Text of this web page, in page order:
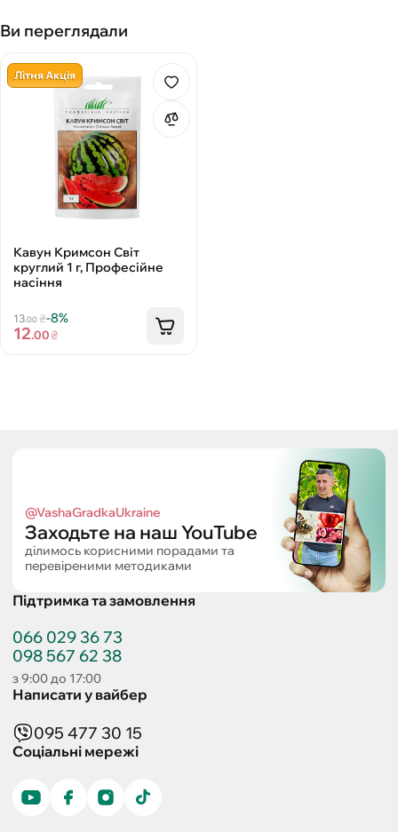
Ви переглядали
Літня Акція
Кавун Кримсон Світ
круглий 1 г, Професійне
насіння
13.00₴-8%
12.00₴
@VashaGradkaUkraine
Заходьте на наш YouTube
ділимось корисними порадами та
перевіреними методиками
Підтримка та замовлення
066 029 36 73
098 567 62 38
з 9:00 до 17:00
Написати у вайбер
095 477 30 15
Соціальні мережі